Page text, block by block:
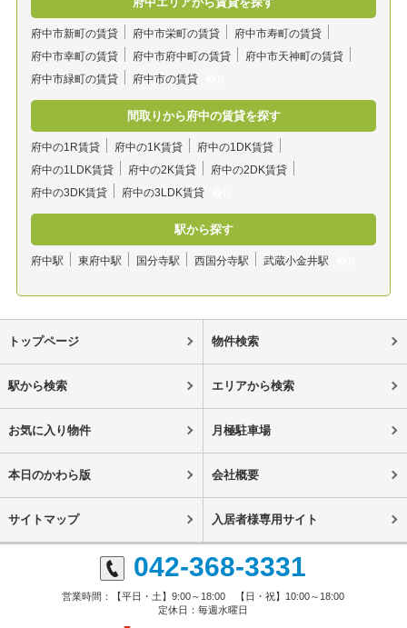
府中市新町の賃貸 府中市栄町の賃貸
府中市寿町の賃貸
府中市幸町の賃貸
府中市府中町の賃貸
府中市天神町の賃貸
府中市緑町の賃貸
府中市の賃貸
間取りから府中の賃貸を探す
府中の1R賃貸 府中の1K賃貸
府中の1DK賃貸
府中の1LDK賃貸
府中の2K賃貸
府中の2DK賃貸
府中の3DK賃貸
府中の3LDK賃貸
駅から探す
府中駅 東府中駅 国分寺駅 西国分寺駅 武蔵小金井駅
トップページ 物件検索
駅から検索 エリアから検索
お気に入り物件 月極駐車場
本日のかわら版 会社概要
サイトマップ 入居者様専用サイト
042-368-3331
営業時間：【平日・土】9:00～18:00 【日・祝】10:00～18:00
定休日：毎週水曜日